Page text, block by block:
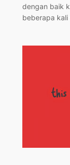
dengan baik
beberapa